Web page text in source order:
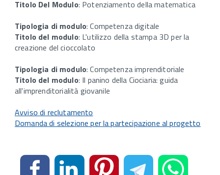
Titolo Del Modulo: Potenziamento della matematica
Tipologia di modulo: Competenza digitale
Titolo del modulo: L'utilizzo della stampa 3D per la
creazione del cioccolato
Tipologia di modulo: Competenza imprenditoriale
Titolo del modulo: Il panino della Ciociaria: guida
all'imprenditorialità giovanile
Avviso di reclutamento
Domanda di selezione per la partecipazione al progetto